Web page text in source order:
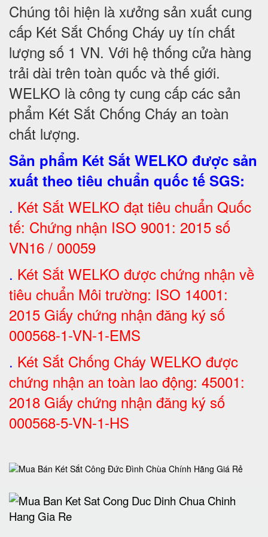
Chúng tôi hiện là xưởng sản xuất cung
cấp Két Sắt Chống Cháy uy tín chất
lượng số 1 VN. Với hệ thống cửa hàng
trải dài trên toàn quốc và thế giới.
WELKO là công ty cung cấp các sản
phẩm Két Sắt Chống Cháy an toàn
chất lượng.
Sản phẩm Két Sắt WELKO được sản
xuất theo tiêu chuẩn quốc tế SGS:
. Két Sắt WELKO đạt tiêu chuẩn Quốc
tế: Chứng nhận ISO 9001: 2015 số
VN16 / 00059
. Két Sắt WELKO được chứng nhận về
tiêu chuẩn Môi trường: ISO 14001:
2015 Giấy chứng nhận đăng ký số
000568-1-VN-1-EMS
. Két Sắt Chống Cháy WELKO được
chứng nhận an toàn lao động: 45001:
2018 Giấy chứng nhận đăng ký số
000568-5-VN-1-HS